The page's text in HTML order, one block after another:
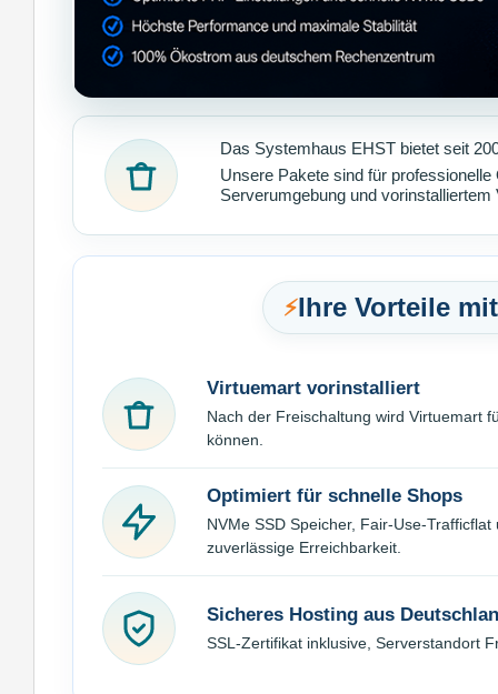
Das Systemhaus EHST bietet seit
Unsere Pakete sind für
Serverumgebung und vorinstalliertem
Ihre Vorteile
Virtuemart vorinstalliert
Nach der Freischaltung wird Virtuemart
können.
Optimiert für schnelle Shops
NVMe SSD Speicher, Fair-Use-
zuverlässige Erreichbarkeit.
Sicheres Hosting aus
SSL-Zertifikat inklusive, Serverstandort